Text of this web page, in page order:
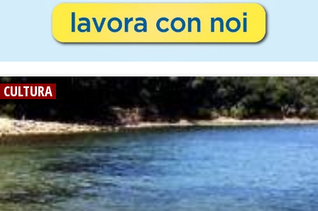
CULTURA